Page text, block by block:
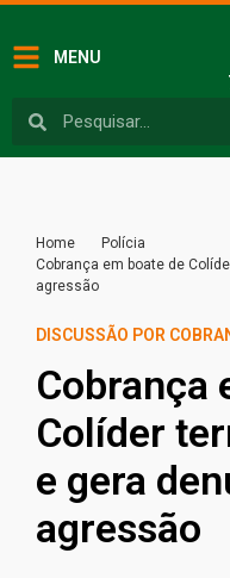
MENU
Home
Polícia
Cobrança em boate de
agressão
DISCUSSÃO POR
Cobrança
Colíder
e gera
agressão